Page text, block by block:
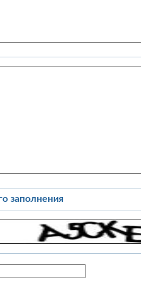
заполнения